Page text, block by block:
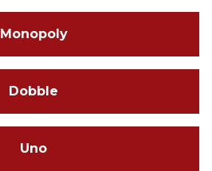
Monopoly
Dobble
Uno